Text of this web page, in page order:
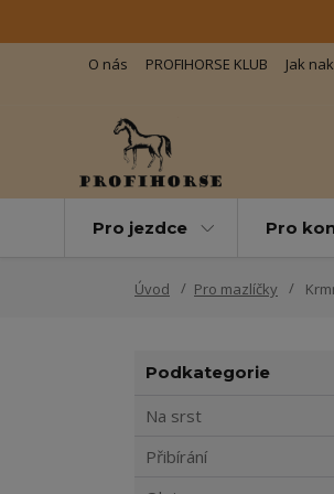
O nás PROFIHORSE KLUB Jak
Pro jezdce Pro
Úvod Pro mazlíčky
Podkategorie
Na srst
Přibírání